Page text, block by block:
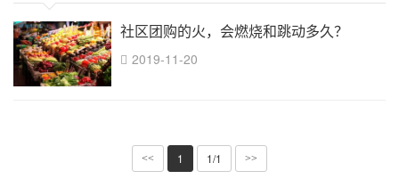
社区团购的火，会燃烧和跳动多久？
2019-11-20
<< 1 1/1 >>